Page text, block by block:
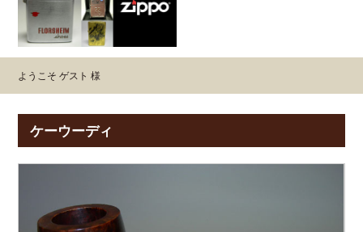
ようこそ ゲスト 様
ケーウーディ